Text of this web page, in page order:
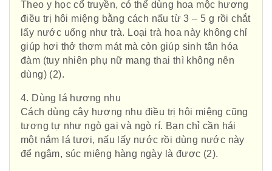
Theo y học cổ truyền, có thể dùng hoa mộc hương
điều trị hôi miệng bằng cách nấu từ 3 – 5 g rồi chắt
lấy nước uống như trà. Loại trà hoa này không chỉ
giúp hơi thở thơm mát mà còn giúp sinh tân hóa
đàm (tuy nhiên phụ nữ mang thai thì không nên
dùng) (2).
4. Dùng lá hương nhu
Cách dùng cây hương nhu điều trị hôi miệng cũng
tương tự như ngò gai và ngò rí. Bạn chỉ cần hái
một nắm lá tươi, nấu lấy nước rồi dùng nước này
để ngậm, súc miệng hàng ngày là được (2).
Hội Đông Y TP. Hà Nội